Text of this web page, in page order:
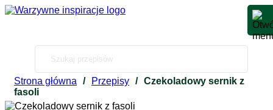
Strona główna / Przepisy / Czekoladowy sernik z
fasoli